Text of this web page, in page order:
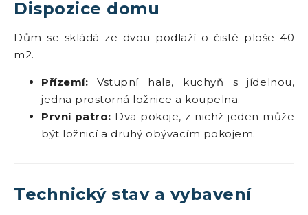
Dispozice domu
Dům se skládá ze dvou podlaží o čisté ploše 40
m2.
Přízemí: Vstupní hala, kuchyň s jídelnou,
jedna prostorná ložnice a koupelna.
První patro: Dva pokoje, z nichž jeden může
být ložnicí a druhý obývacím pokojem.
Technický stav a vybavení